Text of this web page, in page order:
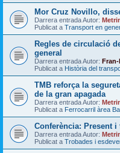
Mor Cruz Novillo,
Darrera entrada Autor:
Publicat a Transport en
Regles de circulació
general
Darrera entrada Autor:
Publicat a Història del
TMB reforça la
de la gran apagada
Darrera entrada Autor:
Publicat a Ferrocarril àrea
Conferència: Present
Darrera entrada Autor:
Publicat a Trobades i